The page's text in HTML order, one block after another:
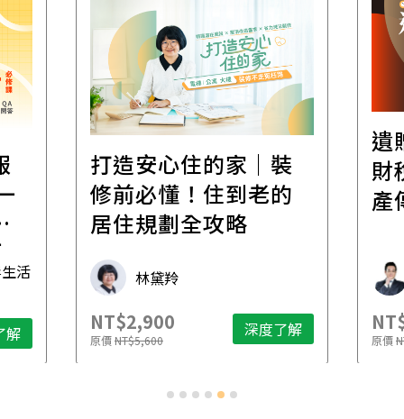
活
解
打造安心住的家｜裝
修前必懂！住到老的
居住規劃全攻略
林黛羚
NT$2,900
原價NT$5,600 深度了解
遺
財
產
原價